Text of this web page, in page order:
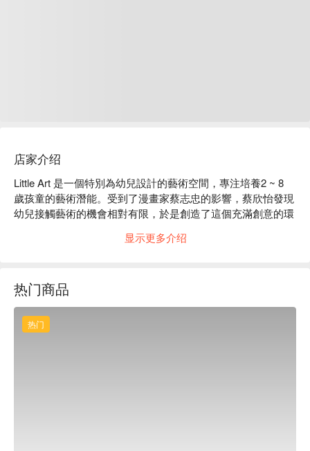
店家介绍
Little Art 是一個特別為幼兒設計的藝術空間，專注培養2 ~ 8
歲孩童的藝術潛能。受到了漫畫家蔡志忠的影響，蔡欣怡發現
幼兒接觸藝術的機會相對有限，於是創造了這個充滿創意的環
在這裡，幼兒可以參加塗鴉、泥土、花藝和料理等藝術課
辦卡漫題材的藝術展覽，讓藝術更深入地融入親子生活中。
除了針對幼兒的藝術活動，Little Art 還設立了成人藝術學習空
間 Canvas，提供一個優雅精緻的環境，讓現代人也能享受創
作的樂趣。在專業且親切的老師指導下，參加者可以在一個下
显示更多介绍
热门商品
热门